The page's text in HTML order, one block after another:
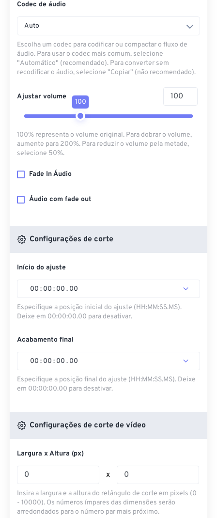
Codec de áudio
Auto
Escolha um codec para codificar ou compactar o fluxo de
áudio. Para usar o codec mais comum, selecione
"Automático" (recomendado). Para converter sem
recodificar o áudio, selecione "Copiar" (não recomendado).
Ajustar volume
100
100% representa o volume original. Para dobrar o volume,
aumente para 200%. Para reduzir o volume pela metade,
selecione 50%.
Fade In Áudio
Áudio com fade out
Configurações de corte
Início do ajuste
00 : 00 : 00 . 00
Especifique a posição inicial do ajuste (HH:MM:SS.MS).
Deixe em 00:00:00.00 para desativar.
Acabamento final
00 : 00 : 00 . 00
Especifique a posição final do ajuste (HH:MM:SS.MS). Deixe
em 00:00:00.00 para desativar.
Configurações de corte de vídeo
Largura x Altura (px)
x
Insira a largura e a altura do retângulo de corte em pixels (0
- 10000). Os números ímpares das dimensões serão
arredondados para o número par mais próximo.